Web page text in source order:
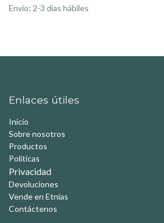
Envío: 2-3 días hábiles
Enlaces útiles
Inicio
Sobre nosotros
Productos
Politicas
Privacidad
Devoluciones
Vende en Etnias
Contáctenos